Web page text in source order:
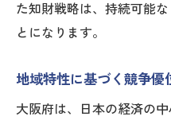
た知財戦略は、持続可能
とになります。
地域特性に基づく競争優
大阪府は、日本の経済の